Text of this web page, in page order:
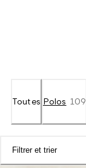
Toutes Polos 109
Filtrer et trier